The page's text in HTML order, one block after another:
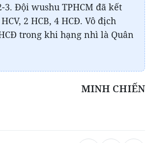
3. Đội wushu TPHCM đã kết
2 HCB, 4 HCĐ. Vô địch
trong khi hạng nhì là Quân
MINH CHIẾN